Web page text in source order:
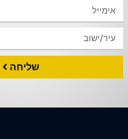
שליחה